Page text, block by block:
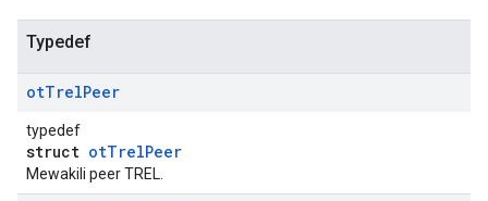
Typedef
otTrelPeer
typedef
struct otTrelPeer
Mewakili peer TREL.